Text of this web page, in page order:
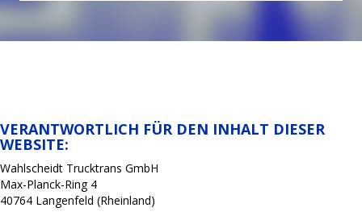
VERANTWORTLICH FÜR DEN INHALT DIESER
WEBSITE:
Wahlscheidt Trucktrans GmbH
Max-Planck-Ring 4
40764 Langenfeld (Rheinland)